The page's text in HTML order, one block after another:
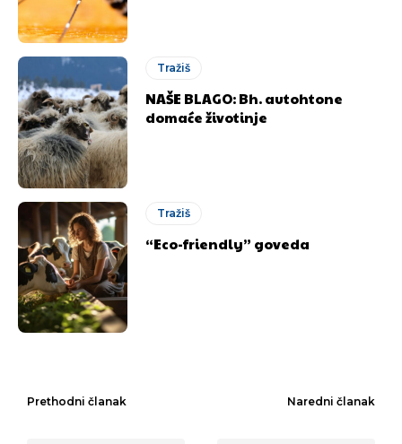
Tražiš
NAŠE BLAGO: Bh. autohtone
domaće životinje
Tražiš
“Eco-friendly” goveda
Prethodni članak Naredni članak